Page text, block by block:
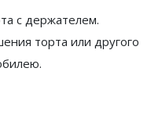
с держателем.
торта или другого